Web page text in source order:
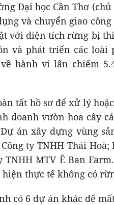
Đại học Cần Thơ (chủ
và chuyển giao công
với diện tích rừng bị
và phát triển các loài
hành vi lấn chiếm
tất hồ sơ để xử lý
doanh vườn hoa cây
án xây dựng vùng
ty TNHH Thái Hoà;
MTV Ê Ban
thực tế không có
có 6 dự án khác để